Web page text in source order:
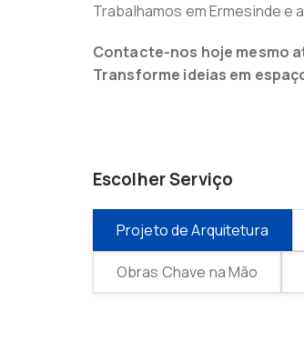
Trabalhamos em Ermesinde
Contacte-nos hoje mesmo
Transforme ideias em
Escolher Serviço
Projeto de Arquitetura
Obras Chave na Mão